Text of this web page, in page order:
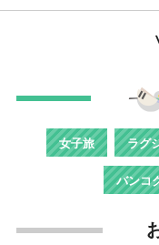
女子旅 ラグ
バンコ